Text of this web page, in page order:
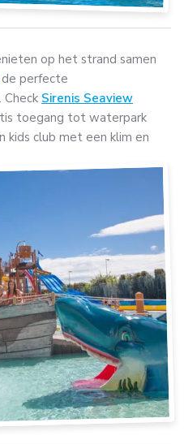
op het strand samen
de perfecte
Sirenis Seaview
toegang tot waterpark
kids club met een klim en